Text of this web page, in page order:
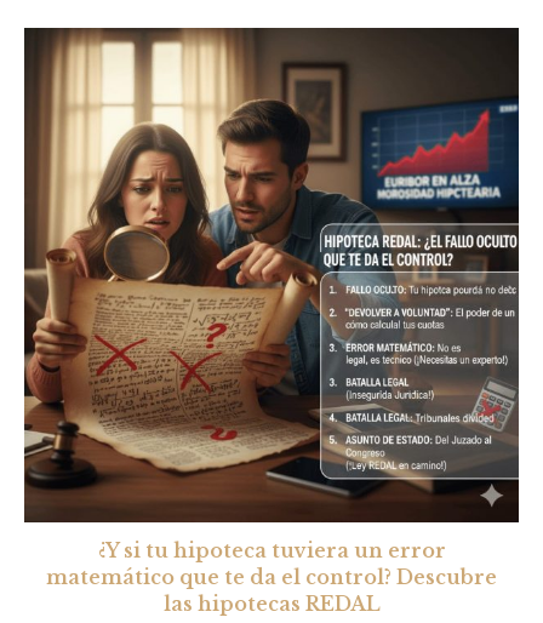
¿Y si tu hipoteca tuviera un error
matemático que te da el control? Descubre
las hipotecas REDAL